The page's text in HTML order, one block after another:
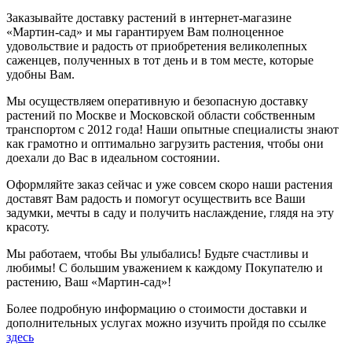
Заказывайте доставку растений в интернет-магазине
«Мартин-сад» и мы гарантируем Вам полноценное
удовольствие и радость от приобретения великолепных
саженцев, полученных в тот день и в том месте, которые
удобны Вам.
Мы осуществляем оперативную и безопасную доставку
растений по Москве и Московской области собственным
транспортом с 2012 года! Наши опытные специалисты знают
как грамотно и оптимально загрузить растения, чтобы они
доехали до Вас в идеальном состоянии.
Оформляйте заказ сейчас и уже совсем скоро наши растения
доставят Вам радость и помогут осуществить все Ваши
задумки, мечты в саду и получить наслаждение, глядя на эту
красоту.
Мы работаем, чтобы Вы улыбались! Будьте счастливы и
любимы! С большим уважением к каждому Покупателю и
растению, Ваш «Мартин-сад»!
Более подробную информацию о стоимости доставки и
дополнительных услугах можно изучить пройдя по ссылке
здесь